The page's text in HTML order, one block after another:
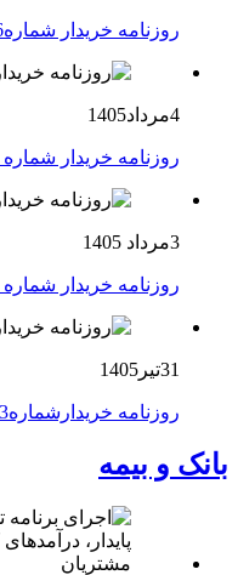
روزنامه خریدار شماره2196
4مرداد1405
روزنامه خریدار شماره 2195
3مرداد 1405
روزنامه خریدار شماره 2194
31تیر1405
روزنامه خریدارشماره2193
بانک و بیمه